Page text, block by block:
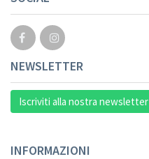
NEWSLETTER
Iscriviti alla nostra newsletter
INFORMAZIONI